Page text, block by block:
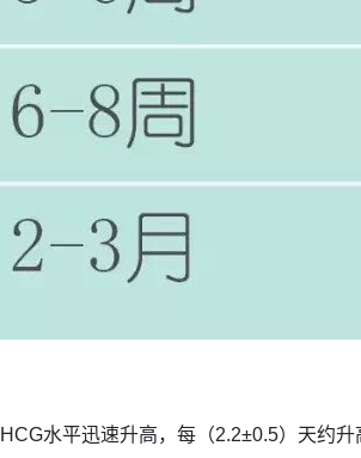
水平迅速升高，每（2.2±0.5）天约升